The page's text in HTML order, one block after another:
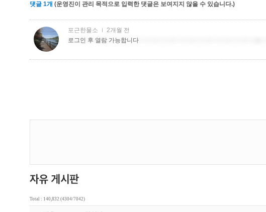
댓글 1개 (운영진이 관리 목적으로 입력한 댓글은 보여지지 않을 수 있습니다.)
Total : 140,832 (4304/7042)